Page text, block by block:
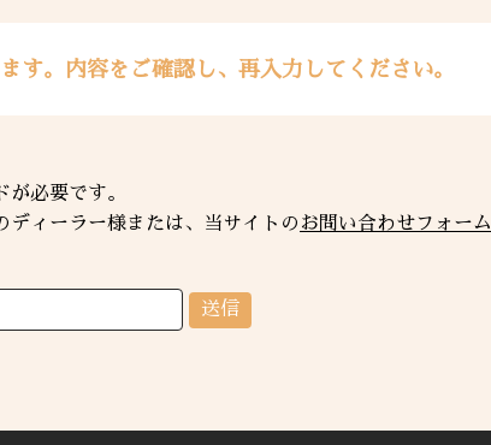
す。内容をご確認し、再入力してください。
必要です。
ディーラー様または、当サイトの お問い合わせフォーム